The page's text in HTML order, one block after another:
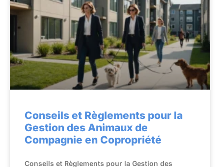
Conseils et Règlements pour la
Gestion des Animaux de
Compagnie en Copropriété
Conseils et Règlements pour la Gestion des